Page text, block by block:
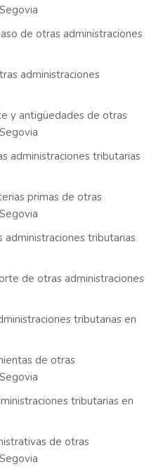
de otras administraciones
administraciones
y antigüedades de otras
administraciones tributarias
primas de otras
tributarias
de otras administraciones
tributarias en
de otras
tributarias en
de otras